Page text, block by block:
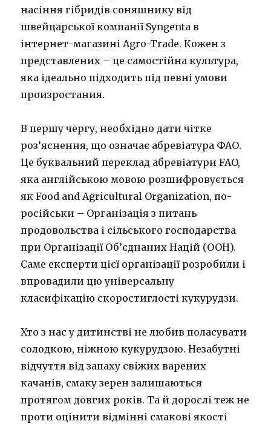
насіння гібридів соняшнику від
швейцарської компанії Syngenta в
інтернет-магазині Agro-Trade. Кожен з
представлених – це самостійна культура,
яка ідеально підходить під певні умови
произростания.
В першу чергу, необхідно дати чітке
роз’яснення, що означає абревіатура ФАО.
Це буквальний переклад абревіатури FAO,
яка англійською мовою розшифровується
як Food and Agricultural Organization, по-
російськи – Організація з питань
продовольства і сільського господарства
при Організації Об’єднаних Націй (ООН).
Саме експерти цієї організації розробили і
впровадили цю універсальну
класифікацію скоростиглості кукурудзи.
Хто з нас у дитинстві не любив поласувати
солодкою, ніжною кукурудзою. Незабутні
відчуття від запаху свіжих варених
качанів, смаку зерен залишаються
протягом довгих років. Та й дорослі теж не
проти оцінити відмінні смакові якості